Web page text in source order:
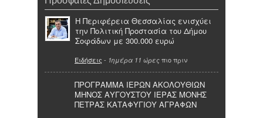
Η Περιφέρεια Θεσσαλίας ενισχύει
την Πολιτική Προστασία του Δήμου
Σοφάδων με 300.000 ευρώ
Ειδήσεις - 1ημέρα 11 ώρες πιο πριν
ΠΡΟΓΡΑΜΜΑ ΙΕΡΩΝ ΑΚΟΛΟΥΘΙΩΝ
ΜΗΝΟΣ ΑΥΓΟΥΣΤΟΥ ΙΕΡΑΣ ΜΟΝΗΣ
ΠΕΤΡΑΣ ΚΑΤΑΦΥΓΙΟΥ ΑΓΡΑΦΩΝ